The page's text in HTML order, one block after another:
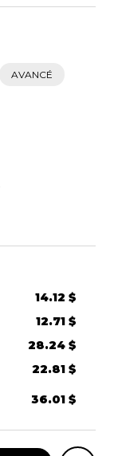
AVANCÉ
14.12 $
12.71 $
28.24 $
22.81 $
36.01 $